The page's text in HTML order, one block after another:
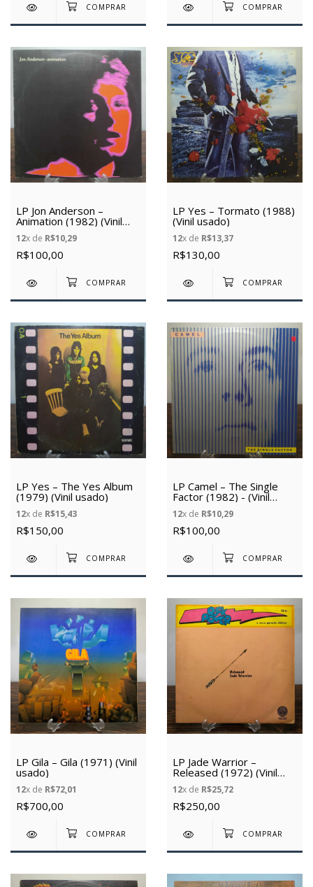
LP Jon Anderson –
Animation (1982) (Vinil
usado)
12x de R$10,29
R$100,00
LP Yes – Tormato (1988)
(Vinil usado)
12x de R$13,37
R$130,00
LP Yes – The Yes Album
(1979) (Vinil usado)
12x de R$15,43
R$150,00
LP Camel – The Single
Factor (1982) - (Vinil
usado)
12x de R$10,29
R$100,00
LP Gila – Gila (1971) (Vinil
usado)
12x de R$72,01
R$700,00
LP Jade Warrior –
Released (1972) (Vinil
usado)
12x de R$25,72
R$250,00